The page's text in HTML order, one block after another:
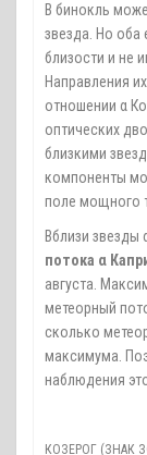
В бинокль
звезда. Но оба
близости и не
Направления
отношении α
оптических
близкими
компоненты
поле мощного
Вблизи звезды
потока α
августа.
метеорный
сколько
максимума.
наблюдения
КОЗЕРОГ (ЗНАК